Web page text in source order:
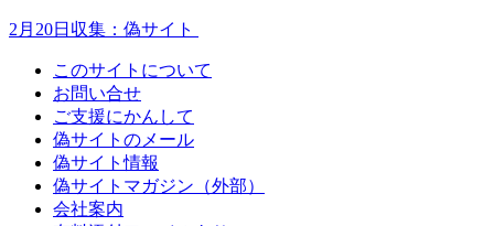
2月20日収集：偽サイト
このサイトについて
お問い合せ
ご支援にかんして
偽サイトのメール
偽サイト情報
偽サイトマガジン（外部）
会社案内